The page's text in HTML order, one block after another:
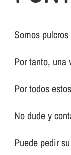
Somos
Por tanto, una
Por todos
No dude y
Puede pedir